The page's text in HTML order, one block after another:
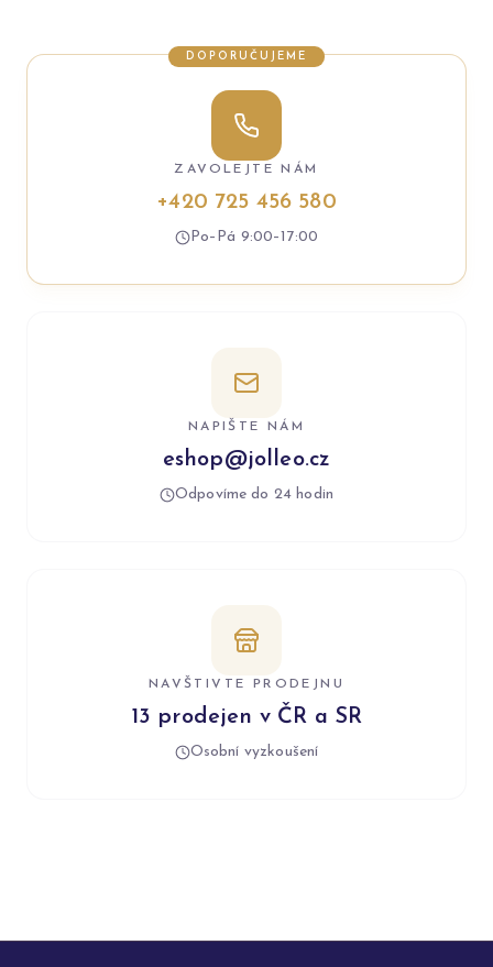
DOPORUČUJEME
ZAVOLEJTE NÁM
+420 725 456 580
Po–Pá 9:00–17:00
NAPIŠTE NÁM
eshop@jolleo.cz
Odpovíme do 24 hodin
NAVŠTIVTE PRODEJNU
13 prodejen v ČR a SR
Osobní vyzkoušení